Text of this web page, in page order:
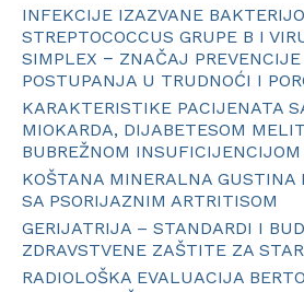
INFEKCIJE IZAZVANE
STREPTOCOCCUS GRUPE B I
SIMPLEX − ZNAČAJ PREVENCIJE
POSTUPANJA U TRUDNOĆI I
KARAKTERISTIKE PACIJENATA
MIOKARDA, DIJABETESOM
BUBREŽNOM INSUFICIJENCIJOM
KOŠTANA MINERALNA GUSTINA
SA PSORIJAZNIM ARTRITISOM
GERIJATRIJA – STANDARDI I
ZDRAVSTVENE ZAŠTITE ZA
RADIOLOŠKA EVALUACIJA